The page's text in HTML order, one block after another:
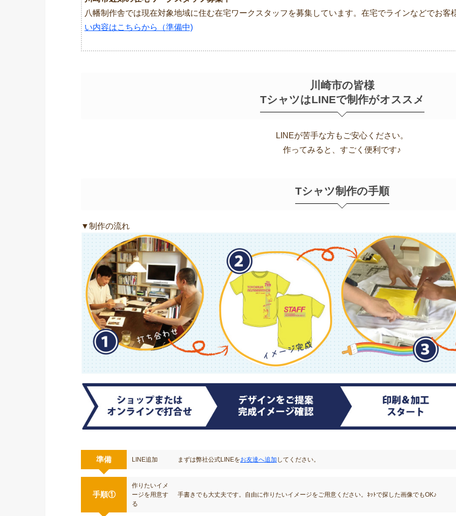
八幡制作舎では現在対象地域に住む在宅ワークスタッフを募集しています。在宅でラインなどでお客
い内容はこちらから（準備中)
川崎市の皆様
TシャツはLINEで制作がオススメ
LINEが苦手な方もご安心ください。
作ってみると、すごく便利です♪
Tシャツ制作の手順
▼制作の流れ
準備 LINE追加 まずは弊社公式LINEをお友達へ追加 してください。
手順①
作りたいイメ
ージを用意す
る
手書きでも大丈夫です。自由に作りたいイメージをご用意ください。ﾈｯﾄで探した画像でもOK♪